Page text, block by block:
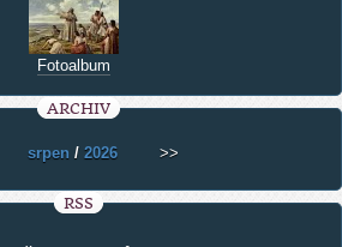
Fotoalbum
ARCHIV
srpen / 2026 >>
RSS